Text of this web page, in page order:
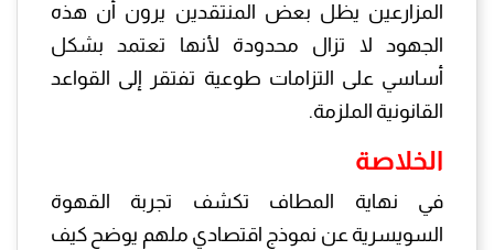
المزارعين يظل بعض المنتقدين يرون أن هذه
الجهود لا تزال محدودة لأنها تعتمد بشكل
أساسي على التزامات طوعية تفتقر إلى القواعد
القانونية الملزمة.
الخلاصة
في نهاية المطاف تكشف تجربة القهوة
السويسرية عن نموذج اقتصادي ملهم يوضح كيف